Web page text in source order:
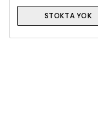
STOKTA YOK